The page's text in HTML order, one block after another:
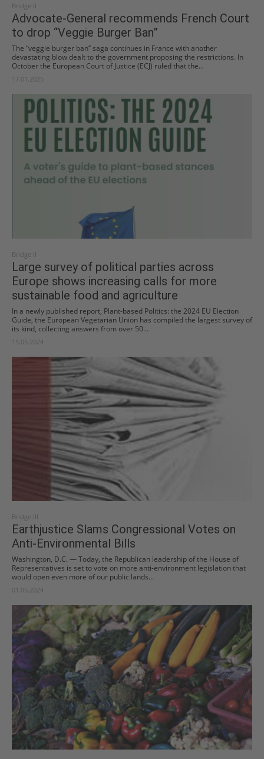
Bridge II
Advocate-General recommends French Court
to drop “Veggie Burger Ban”
The “veggie burger ban” saga continues in France with another
devastating blow dealt to the government proposing the restrictions. In
October the European Court of Justice (ECJ) ruled that the...
17.01.2025
Bridge II
Large survey of political parties across
Europe shows increasing calls for more
sustainable food and agriculture
In a newly published report, Plant-based Politics: the 2024 EU Election
Guide, the European Vegetarian Union has compiled the largest survey of
its kind, collecting answers from over 50...
15.05.2024
Bridge III
Earthjustice Slams Congressional Votes on
Anti-Environmental Bills
Washington, D.C. — Today, the Republican leadership of the House of
Representatives is set to vote on more anti-environment legislation that
would open even more of our public lands...
01.05.2024